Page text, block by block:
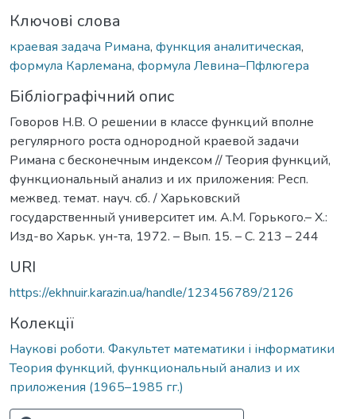
Ключові слова
краевая задача Римана, функция аналитическая,
формула Карлемана, формула Левина–Пфлюгера
Бібліографічний опис
Говоров Н.В. О решении в классе функций вполне
регулярного роста однородной краевой задачи
Римана с бесконечным индексом // Теория функций,
функциональный анализ и их приложения: Респ.
межвед. темат. науч. сб. / Харьковский
государственный университет им. А.М. Горького.– Х.:
Изд-во Харьк. ун-та, 1972. – Вып. 15. – С. 213 – 244
URI
https://ekhnuir.karazin.ua/handle/123456789/2126
Колекції
Наукові роботи. Факультет математики і інформатики
Теория функций, функциональный анализ и их
приложения (1965–1985 гг.)